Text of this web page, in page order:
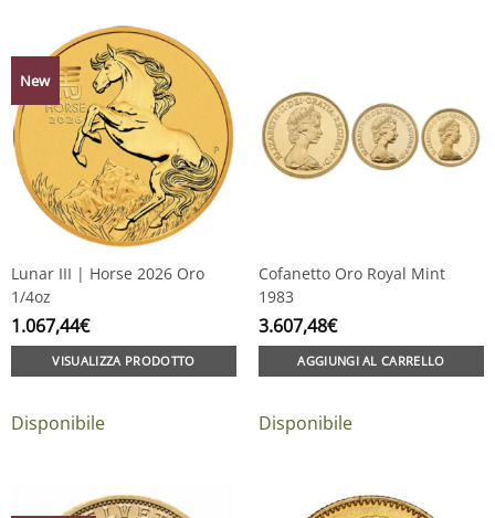
New
Lunar III | Horse 2026 Oro
1/4oz
1.067,44€
VISUALIZZA PRODOTTO
Disponibile
Cofanetto Oro Royal Mint
1983
3.607,48€
AGGIUNGI AL CARRELLO
Disponibile